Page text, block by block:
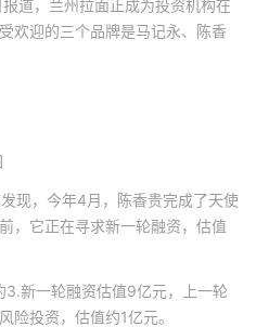
道，兰州拉面正成为投资机构在
欢迎的三个品牌是马记永、陈香
现，今年4月，陈香贵完成了天使
，它正在寻求新一轮融资，估值
新一轮融资估值9亿元，上一轮
险投资，估值约1亿元。